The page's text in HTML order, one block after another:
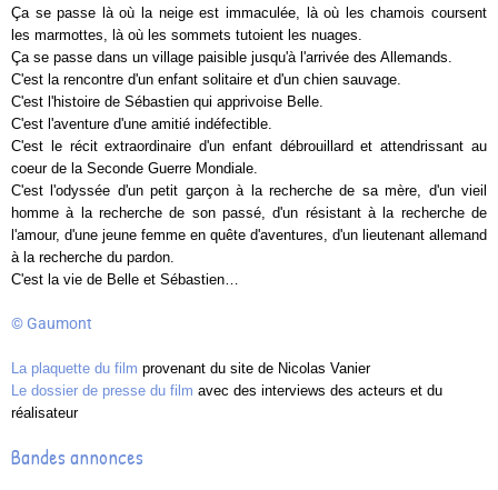
Ça se passe là où la neige est immaculée, là où les chamois coursent
les marmottes, là où les sommets tutoient les nuages.
Ça se passe dans un village paisible jusqu'à l'arrivée des Allemands.
C'est la rencontre d'un enfant solitaire et d'un chien sauvage.
C'est l'histoire de Sébastien qui apprivoise Belle.
C'est l'aventure d'une amitié indéfectible.
C'est le récit extraordinaire d'un enfant débrouillard et attendrissant au
coeur de la Seconde Guerre Mondiale.
C'est l'odyssée d'un petit garçon à la recherche de sa mère, d'un vieil
homme à la recherche de son passé, d'un résistant à la recherche de
l'amour, d'une jeune femme en quête d'aventures, d'un lieutenant allemand
à la recherche du pardon.
C'est la vie de Belle et Sébastien…
© Gaumont
La plaquette du film provenant du site de Nicolas Vanier
Le dossier de presse du film avec des interviews des acteurs et du
réalisateur
Bandes annonces